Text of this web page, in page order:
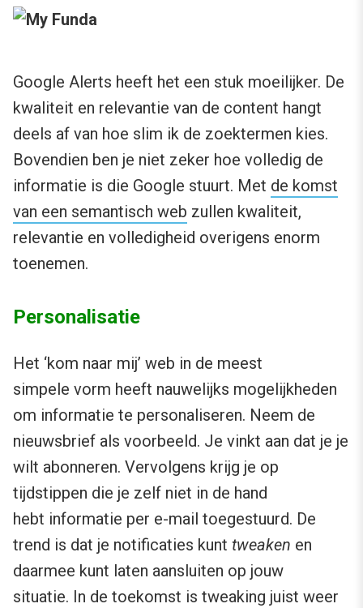
Google Alerts heeft het een stuk moeilijker. De
kwaliteit en relevantie van de content hangt
deels af van hoe slim ik de zoektermen kies.
Bovendien ben je niet zeker hoe volledig de
informatie is die Google stuurt. Met de komst
van een semantisch web zullen kwaliteit,
relevantie en volledigheid overigens enorm
toenemen.
Personalisatie
Het ‘kom naar mij’ web in de meest
simpele vorm heeft nauwelijks mogelijkheden
om informatie te personaliseren. Neem de
nieuwsbrief als voorbeeld. Je vinkt aan dat je je
wilt abonneren. Vervolgens krijg je op
tijdstippen die je zelf niet in de hand
hebt informatie per e-mail toegestuurd. De
trend is dat je notificaties kunt tweaken en
daarmee kunt laten aansluiten op jouw
situatie. In de toekomst is tweaking juist weer